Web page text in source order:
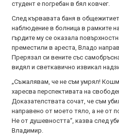
студент е погребан в бял ковчег.
След кървавата баня в
наблюдение в болница в рамките
гърдите му се оказала
преместили в ареста, Владо
Прерязал си вените със
видял и светкавично извикал
„Съжалявам, че не съм умрял!
харесва перспективата на
Доказателствата сочат, че съм
направено от моето тяло, а не от
Не от душевността“, казва след
Владимир.